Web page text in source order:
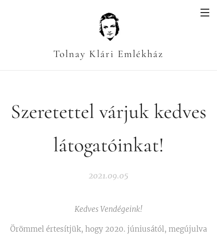
Tolnay Klári Emlékház
Szeretettel várjuk kedves
látogatóinkat!
2021.09.05
Kedves Vendégeink!
Örömmel értesítjük, hogy 2020. júniusától, megújulva